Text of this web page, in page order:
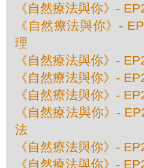
《自然療法與你》-
《自然療法與你》-
理
《自然療法與你》-
《自然療法與你》-
《自然療法與你》-
《自然療法與你》-
法
《自然療法與你》-
《自然療法與你》-